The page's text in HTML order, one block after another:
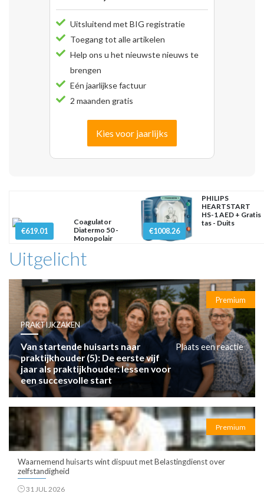
Uitsluitend met BIG registratie
Toegang tot alle artikelen
Help ons u het nieuwste nieuws te
brengen
Eén jaarlijkse factuur
2 maanden gratis
Kies voor jaarlijks
€619.01
Coagulator
Diatermo 50 -
Monopolair
€1008.26
PHILIPS
HEARTSTART
HS-1 AED + Gratis
tas - Duits
Uitgelicht
Premium
PRAKTIJKZAKEN
Van startende huisarts naar
praktijkhouder (5): De eerste vijf
jaar als praktijkhouder: lessen voor
een succesvolle start
Plaats een reactie
Premium
Waarnemend huisarts wint dispuut met Belastingdienst over
zelfstandigheid
31 JUL 2026